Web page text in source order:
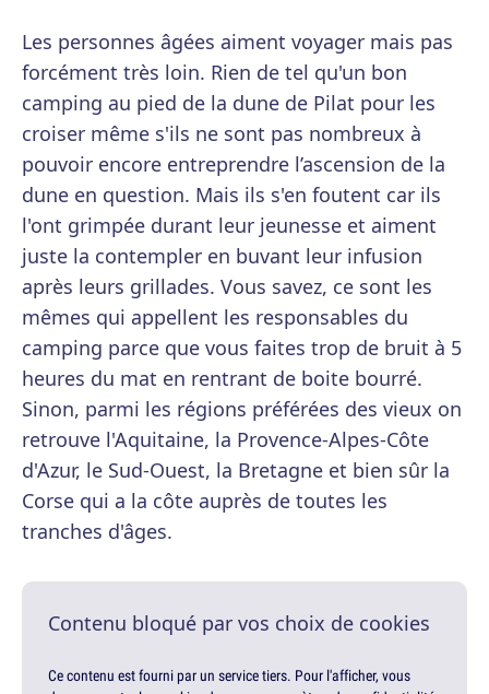
Les personnes âgées aiment voyager mais pas
forcément très loin. Rien de tel qu'un bon
camping au pied de la dune de Pilat pour les
croiser même s'ils ne sont pas nombreux à
pouvoir encore entreprendre l’ascension de la
dune en question. Mais ils s'en foutent car ils
l'ont grimpée durant leur jeunesse et aiment
juste la contempler en buvant leur infusion
après leurs grillades. Vous savez, ce sont les
mêmes qui appellent les responsables du
camping parce que vous faites trop de bruit à 5
heures du mat en rentrant de boite bourré.
Sinon, parmi les régions préférées des vieux on
retrouve l'Aquitaine, la Provence-Alpes-Côte
d'Azur, le Sud-Ouest, la Bretagne et bien sûr la
Corse qui a la côte auprès de toutes les
tranches d'âges.
Contenu bloqué par vos choix de cookies
Ce contenu est fourni par un service tiers. Pour l'afficher, vous